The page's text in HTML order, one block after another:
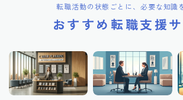
転職活動の状態ごとに、必要な知識
おすすめ転職支援